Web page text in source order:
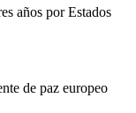
años por Estados
de paz europeo